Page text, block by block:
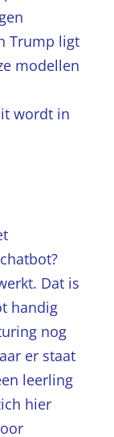
Trump ligt
modellen
wordt in
Dat is
handig
nog
er staat
leerling
hier